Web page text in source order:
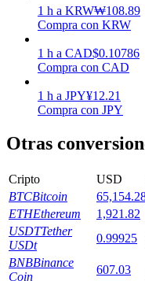
Participación flexible
1 h a KRW₩108.89
Compra con KRW
1 h a CAD$0.10786
Compra con CAD
1 h a JPY¥12.21
Compra con JPY
Otras
Cripto USD
BTCBitcoin
ETHEthereum 1,921.82
USDTTether
USDt
0.99925
BNBBinance
Coin
607.03